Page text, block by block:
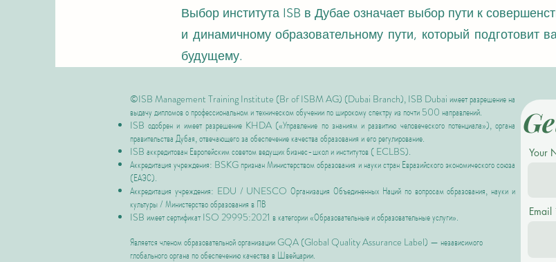
Выбор института ISB в Дубае означает выбор пути к
и динамичному образовательному пути, который подготовит
будущему.
©ISB Management Training Institute (Br of ISBM AG) (Dubai Branch), ISB Dubai имеет разрешение на
выдачу дипломов о профессиональном и техническом обучении по широкому спектру из почти 500 направлений.
ISB одобрен и имеет разрешение KHDA («Управление по знаниям и развитию человеческого потенциала»),органа
правительства Дубая, отвечающего за обеспечение качества образования и его регулирование.
ISB аккредитован Европейским советом ведущих бизнес-школ и институтов ( ECLBS).
Аккредитация учреждения: BSKG признан Министерством образования и науки стран Евразийского экономического союза
(ЕАЭС).
Аккредитация учреждения: EDU / UNESCO Организация Объединенных Наций по вопросам образования, науки и
культуры / Министерство образования в ПВ
ISB имеетсертификат ISO 29995:2021 в категории«Образовательные и образовательные услуги».
Является членом образовательной организации GQA (Global Quality Assurance Label) — независимого
глобального органа по обеспечению качества в Швейцарии.
Your
Email